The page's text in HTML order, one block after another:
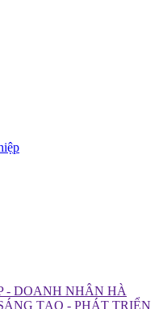
- DOANH NHÂN HÀ
TẠO - PHÁT TRIỂN